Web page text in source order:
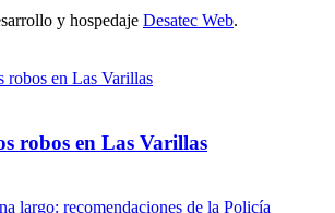
robos en Las Varillas
y hospedaje Desatec Web.